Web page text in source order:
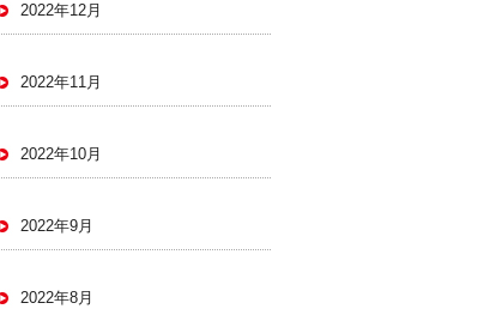
2022年12月
2022年11月
2022年10月
2022年9月
2022年8月